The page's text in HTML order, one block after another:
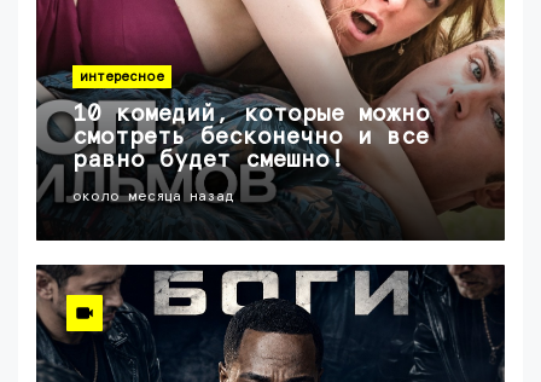
интересное
10 комедий, которые можно
смотреть бесконечно и все
равно будет смешно!
около месяца назад